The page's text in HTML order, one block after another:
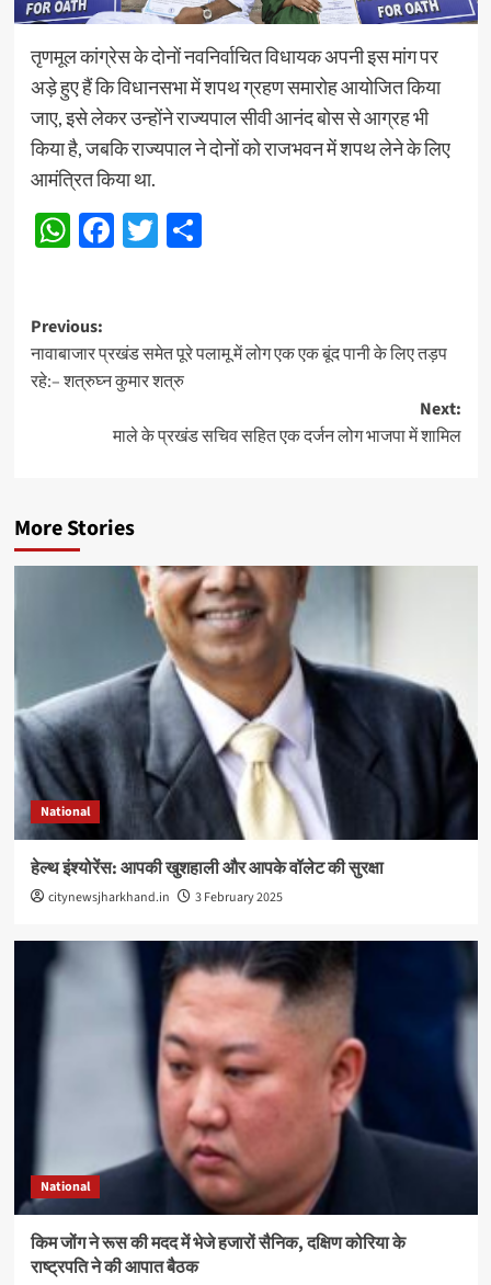
तृणमूल कांग्रेस के दोनों नवनिर्वाचित विधायक अपनी इस मांग पर
अड़े हुए हैं कि विधानसभा में शपथ ग्रहण समारोह आयोजित किया
जाए, इसे लेकर उन्होंने राज्यपाल सीवी आनंद बोस से आग्रह भी
किया है, जबकि राज्यपाल ने दोनों को राजभवन में शपथ लेने के लिए
आमंत्रित किया था.
WhatsApp
Facebook
Twitter
Share
Post
navigation
Previous:
नावाबाजार प्रखंड समेत पूरे पलामू में लोग एक एक बूंद पानी के लिए तड़प
रहे:– शत्रुघ्न कुमार शत्रु
Next:
माले के प्रखंड सचिव सहित एक दर्जन लोग भाजपा में शामिल
More Stories
National
हेल्थ इंश्योरेंस: आपकी खुशहाली और आपके वॉलेट की सुरक्षा
citynewsjharkhand.in 3 February 2025
National
किम जोंग ने रूस की मदद में भेजे हजारों सैनिक, दक्षिण कोरिया के
राष्ट्रपति ने की आपात बैठक